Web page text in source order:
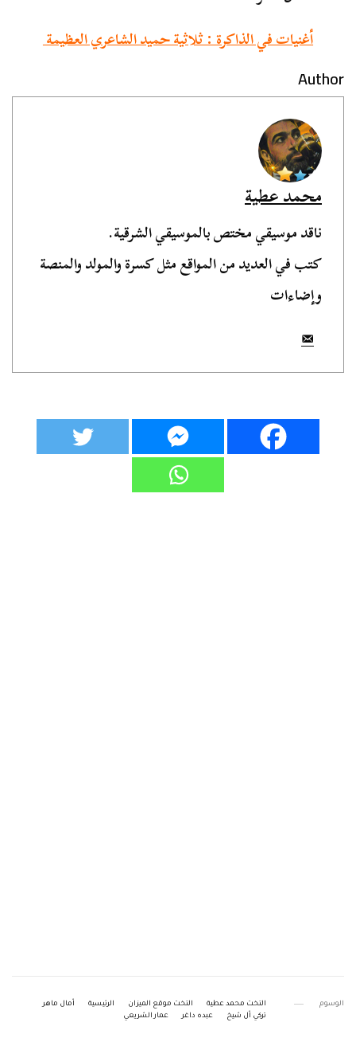
أغنيات في الذاكرة : ثلاثية حميد الشاعري العظيمة
Author
محمد عطية
ناقد موسيقي مختص بالموسيقي الشرقية.
كتب في العديد من المواقع مثل كسرة والمولد والمنصة
وإضاءات
الوسوم التخت محمد عطية التخت موقع الميزان الرئيسية
اّمال ماهر
تركي اّل شيخ
عبده داغر عمار الشريعي